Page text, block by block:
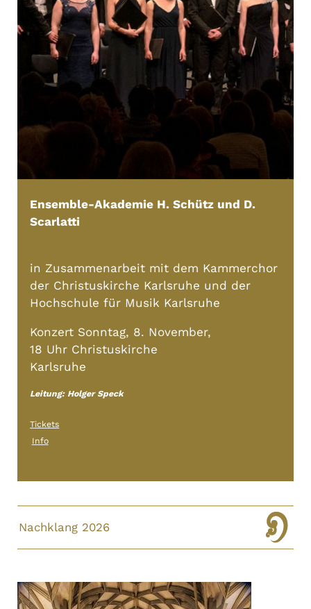
Ensemble-Akademie H. Schütz und D.
Scarlatti
in Zusammenarbeit mit dem Kammerchor
der Christuskirche Karlsruhe und der
Hochschule für Musik Karlsruhe
Konzert Sonntag, 8. November,
18 Uhr Christuskirche
Karlsruhe
Leitung: Holger Speck
Tickets
Info
Nachklang 2026